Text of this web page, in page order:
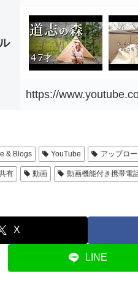
https://
& Blogs YouTube アップロ
有 動画 動画機能付き携帯電
X
LINE